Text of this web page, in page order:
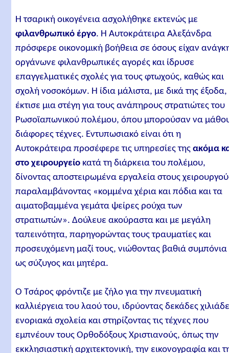
Η τσαρική οικογένεια ασχολήθηκε εκτενώς με
φιλανθρωπικό έργο. Η Αυτοκράτειρα Αλεξάνδρα
πρόσφερε οικονομική βοήθεια σε όσους είχαν
οργάνωνε φιλανθρωπικές αγορές και ίδρυσε
επαγγελματικές σχολές για τους φτωχούς, καθώς και
σχολή νοσοκόμων. Η ίδια μάλιστα, με δικά της έξοδα,
έκτισε μια στέγη για τους ανάπηρους στρατιώτες του
Ρωσοϊαπωνικού πολέμου, όπου μπορούσαν να
διάφορες τέχνες. Εντυπωσιακό είναι ότι η
Αυτοκράτειρα προσέφερε τις υπηρεσίες τηςακόμα
στο χειρουργείο κατά τη διάρκεια του πολέμου,
δίνοντας αποστειρωμένα εργαλεία στους
παραλαμβάνοντας «κομμένα χέρια και πόδια και τα
αιματοβαμμένα γεμάτα ψείρες ρούχα των
στρατιωτών». Δούλευε ακούραστα και με μεγάλη
ταπεινότητα, παρηγορώντας τους τραυματίες και
προσευχόμενη μαζί τους, νιώθοντας βαθιά συμπόνια
ως σύζυγος και μητέρα.
Ο Τσάρος φρόντιζε με ζήλο για την πνευματική
καλλιέργεια του λαού του, ιδρύοντας δεκάδες
ενοριακά σχολεία και στηρίζοντας τις τέχνες που
εμπνέουν τους Ορθοδόξους Χριστιανούς, όπως την
εκκλησιαστική αρχιτεκτονική, την εικονογραφία και